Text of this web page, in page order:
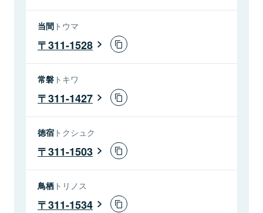
当間 トウマ
311-1528
常磐 トキワ
311-1427
徳宿 トクシュク
311-1503
鳥栖 トリノス
311-1534